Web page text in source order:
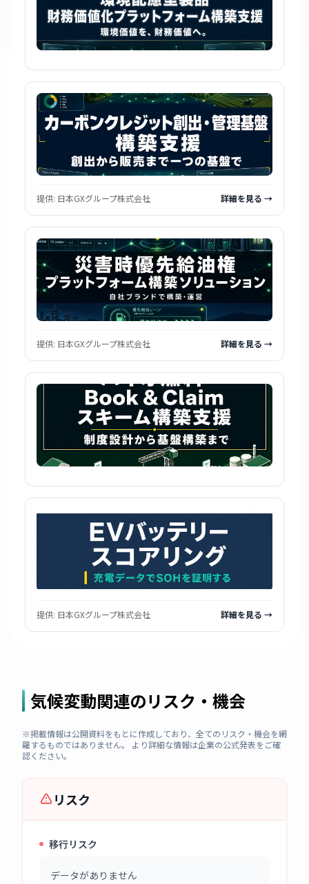
提供: 日本GXグループ株式会社 詳細を見る →
提供: 日本GXグループ株式会社 詳細を見る →
提供: 日本GXグループ株式会社 詳細を見る →
気候変動関連のリスク・機会
※掲載情報は公開資料をもとに作成しており、全てのリスク・機会を網
羅するものではありません。 より詳細な情報は企業の公式発表をご確
認ください。
リスク
移行リスク
データがありません